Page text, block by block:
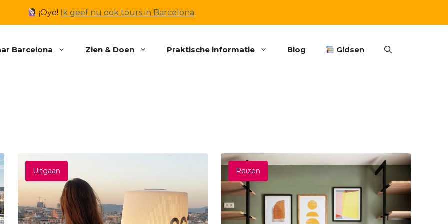
¡Oye! Ik geef nu ook tours in Barcelona.
Barcelona Zien & Doen Praktische informatie Blog Gidsen
Uitgaan Reizen